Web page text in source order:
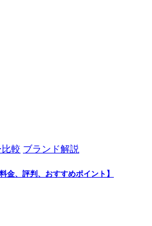
較 ブランド解説
金、評判、おすすめポイント】